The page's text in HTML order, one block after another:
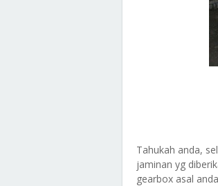
Tahukah anda,
jaminan yg
gearbox asal